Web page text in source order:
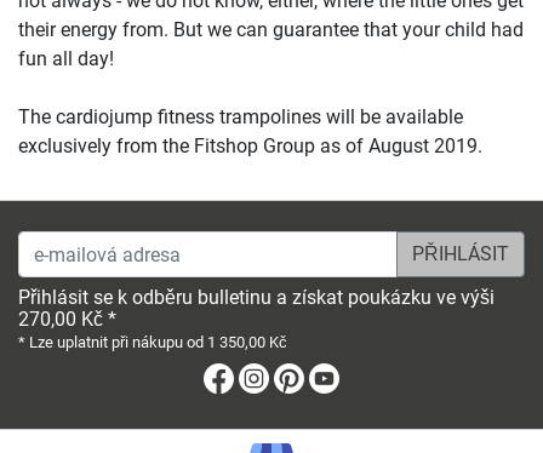
their energy from. But we can guarantee that your child had
fun all day!
The cardiojump fitness trampolines will be available
exclusively from the Fitshop Group as of August 2019.
e-mailová adresa
Přihlásit se k odběru bulletinu a získat poukázku ve výši
270,00 Kč *
* Lze uplatnit při nákupu od 1 350,00 Kč
Facebook
Instagram
Pinterest